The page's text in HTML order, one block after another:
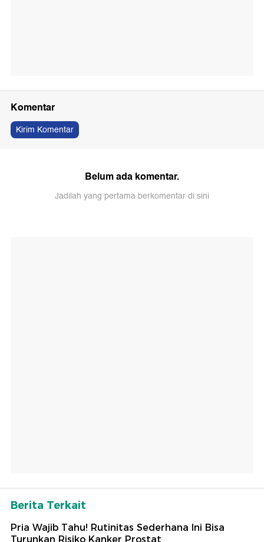
Komentar
Kirim Komentar
Belum ada komentar.
Jadilah yang pertama berkomentar di sini
Berita Terkait
Pria Wajib Tahu! Rutinitas Sederhana Ini Bisa
Turunkan Risiko Kanker Prostat